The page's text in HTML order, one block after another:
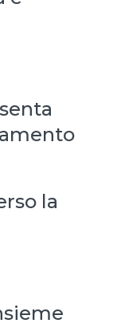
la